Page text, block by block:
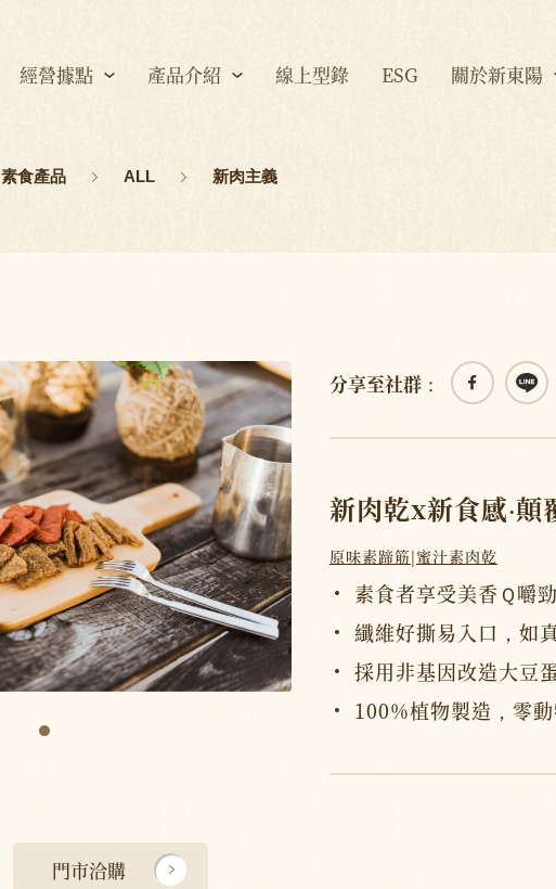
經營據點 產品介紹 線上型錄 ESG 關於新東陽
素食產品 ALL 新肉主義
門市洽購
分享至社群：
新肉乾x新食感‧顛
原味素蹄筋|蜜汁素肉乾
素食者享受美香Ｑ嚼
纖維好撕易入口，如
採用非基因改造大豆
100%植物製造，零